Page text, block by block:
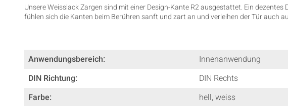
Unsere Weisslack Zargen sind mit einer Design-Kante R2 ausgestattet. Ein
fühlen sich die Kanten beim Berühren sanft und zart an und verleihen der Tür auch
Anwendungsbereich:
Innenanwendung
DIN Richtung:
DIN Rechts
Farbe:
hell, weiss